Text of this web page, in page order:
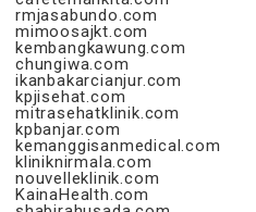
rmjasabundo.com
mimoosajkt.com
kembangkawung.com
chungiwa.com
ikanbakarcianjur.com
kpjisehat.com
mitrasehatklinik.com
kpbanjar.com
kemanggisanmedical.com
kliniknirmala.com
nouvelleklinik.com
KainaHealth.com